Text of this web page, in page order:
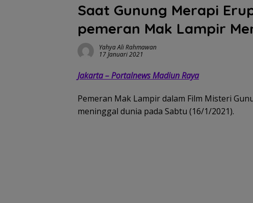
Saat Gunung Merapi
pemeran Mak Lampir
Yahya Ali Rahmawan
17 Januari 2021
Jakarta – Portalnews Madiun Raya
Pemeran Mak Lampir dalam Film Misteri
meninggal dunia pada Sabtu (16/1/2021).